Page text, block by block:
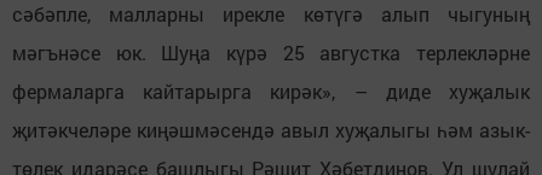
сәбәпле, малларны ирекле көтүгә алып чыгуның
мәгънәсе юк. Шуңа күрә 25 августка терлекләрне
фермаларга кайтарырга кирәк», – диде хуҗалык
җитәкчеләре киңәшмәсендә авыл хуҗалыгы һәм азык-
төлек идарәсе башлыгы Рәшит Хәбетдинов. Ул шулай